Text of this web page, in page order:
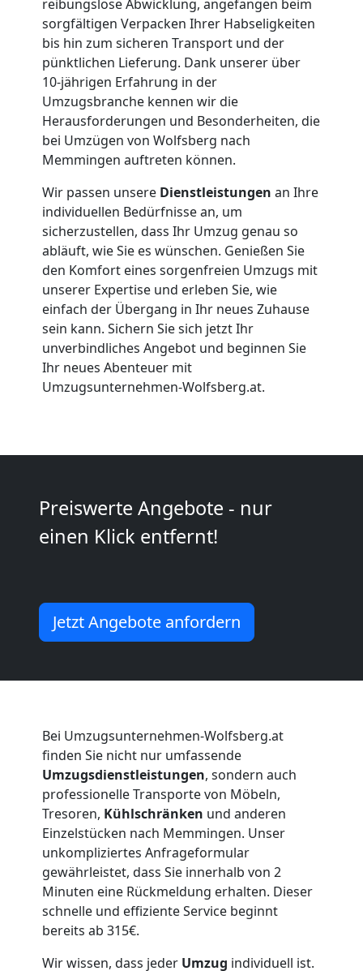
reibungslose Abwicklung, angefangen beim
sorgfältigen Verpacken Ihrer Habseligkeiten
bis hin zum sicheren Transport und der
pünktlichen Lieferung. Dank unserer über
10-jährigen Erfahrung in der
Umzugsbranche kennen wir die
Herausforderungen und Besonderheiten, die
bei Umzügen von Wolfsberg nach
Memmingen auftreten können.
Wir passen unsere Dienstleistungen an Ihre
individuellen Bedürfnisse an, um
sicherzustellen, dass Ihr Umzug genau so
abläuft, wie Sie es wünschen. Genießen Sie
den Komfort eines sorgenfreien Umzugs mit
unserer Expertise und erleben Sie, wie
einfach der Übergang in Ihr neues Zuhause
sein kann. Sichern Sie sich jetzt Ihr
unverbindliches Angebot und beginnen Sie
Ihr neues Abenteuer mit
Umzugsunternehmen-Wolfsberg.at.
Preiswerte Angebote - nur
einen Klick entfernt!
Jetzt Angebote anfordern
Bei Umzugsunternehmen-Wolfsberg.at
finden Sie nicht nur umfassende
Umzugsdienstleistungen, sondern auch
professionelle Transporte von Möbeln,
Tresoren, Kühlschränken und anderen
Einzelstücken nach Memmingen. Unser
unkompliziertes Anfrageformular
gewährleistet, dass Sie innerhalb von 2
Minuten eine Rückmeldung erhalten. Dieser
schnelle und effiziente Service beginnt
bereits ab 315€.
Wir wissen, dass jeder Umzug individuell ist.
Firmenumzug
Wolfsberg
Büroumzug
Wolfsberg
Expressumzug
Wolfsberg
Tragehilfe
Wolfsberg
Umzug
Wolfsberg
Wolfsberg
Lagerung
Wolfsberg
Full-
Service-
Umzug